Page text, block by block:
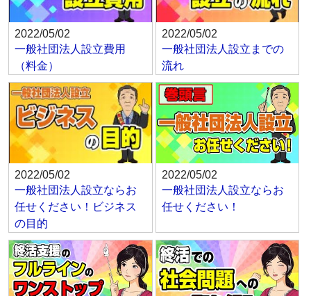
2022/05/02
一般社団法人設立費用
（料金）
2022/05/02
一般社団法人設立までの
流れ
2022/05/02
一般社団法人設立ならお
任せください！ビジネス
の目的
2022/05/02
一般社団法人設立ならお
任せください！